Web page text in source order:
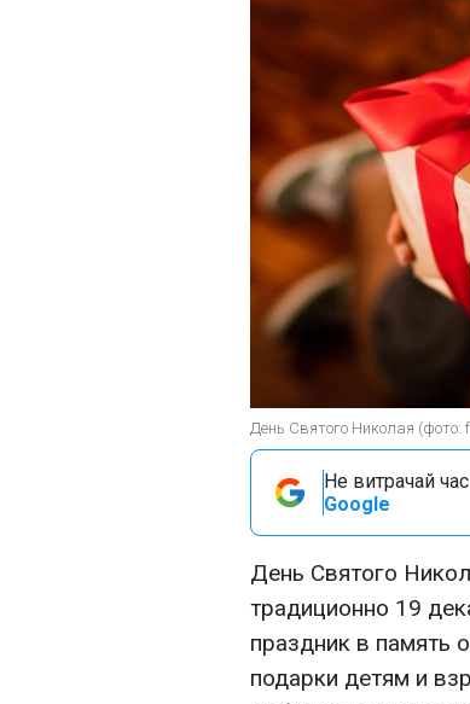
День Святого Николая (фото:
Не витрачай
Google
День Святого
традиционно 19
праздник в память
подарки детям и